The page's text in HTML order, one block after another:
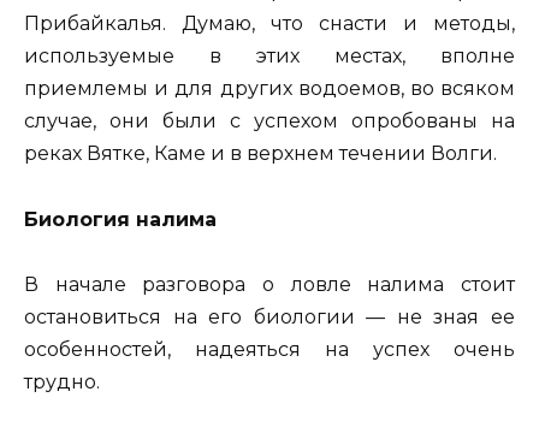
Прибайкалья. Думаю, что снасти и методы,
используемые в этих местах, вполне
приемлемы и для других водоемов, во всяком
случае, они были с успехом опробованы на
реках Вятке, Каме и в верхнем течении Волги.
Биология налима
В начале разговора о ловле налима стоит
остановиться на его биологии — не зная ее
особенностей, надеяться на успех очень
трудно.